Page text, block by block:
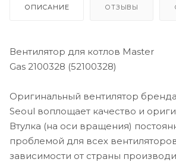
ОПИСАНИЕ ОТЗЫВЫ
Вентилятор для котлов Master
Gas 2100328 (52100328)
Оригинальный вентилятор
Seoul воплощает качество и
Втулка (на оси вращения)
проблемой для всех
зависимости от страны